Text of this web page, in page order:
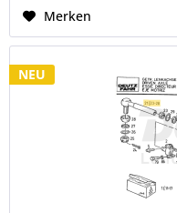
Merken
NEU